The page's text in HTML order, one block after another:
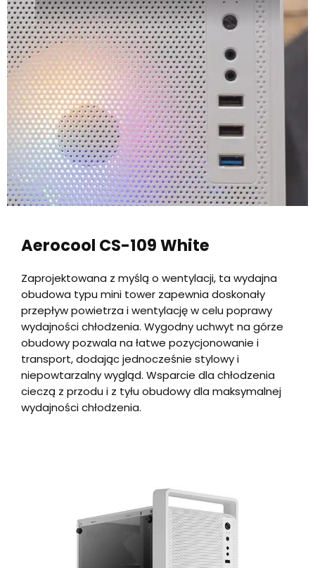
Aerocool CS-109 White
Zaprojektowana z myślą o wentylacji, ta wydajna
obudowa typu mini tower zapewnia doskonały
przepływ powietrza i wentylację w celu poprawy
wydajności chłodzenia. Wygodny uchwyt na górze
obudowy pozwala na łatwe pozycjonowanie i
transport, dodając jednocześnie stylowy i
niepowtarzalny wygląd. Wsparcie dla chłodzenia
cieczą z przodu i z tyłu obudowy dla maksymalnej
wydajności chłodzenia.